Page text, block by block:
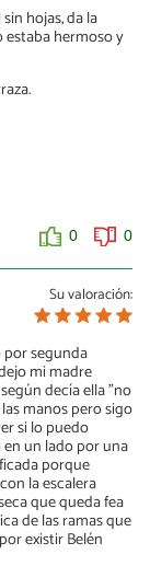
hojas, da la
estaba hermoso y
0 0
Su valoración:
por segunda
mi madre
decía ella "no
manos pero sigo
si lo puedo
un lado por una
porque
la escalera
que queda fea
de las ramas que
existir Belén